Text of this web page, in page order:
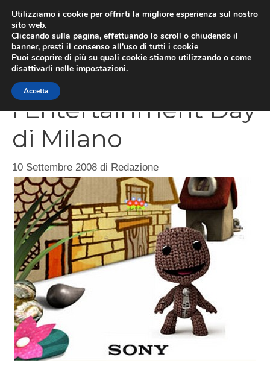
contenuto
Tutti pronti per
l’Entertainment Day
di Milano
10 Settembre 2008 di Redazione
Utilizziamo i cookie per offrirti la migliore esperienza sul nostro
sito web.
Cliccando sulla pagina, effettuando lo scroll o chiudendo il
banner, presti il consenso all’uso di tutti i cookie
Puoi scoprire di più su quali cookie stiamo utilizzando o come
disattivarli nelle impostazioni.
Accetta